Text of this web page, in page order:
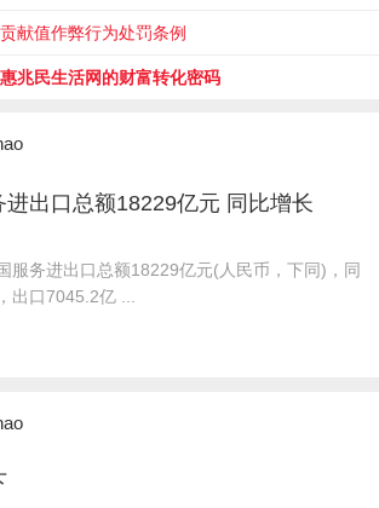
献值作弊行为处罚条例
兆民生活网的财富转化密码
出口总额18229亿元 同比增长
服务进出口总额18229亿元(人民币，下同)，同
出口7045.2亿 ...